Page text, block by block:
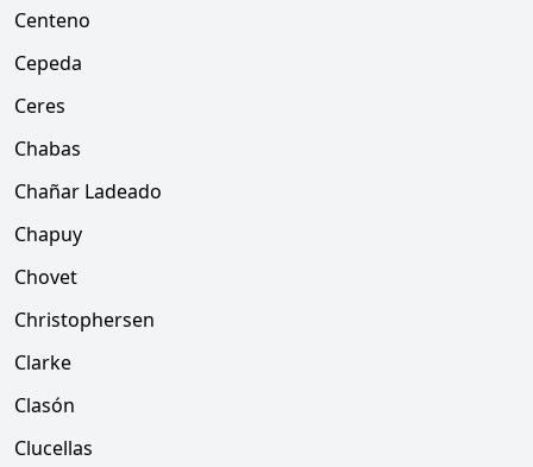
Centeno
Cepeda
Ceres
Chabas
Chañar Ladeado
Chapuy
Chovet
Christophersen
Clarke
Clasón
Clucellas